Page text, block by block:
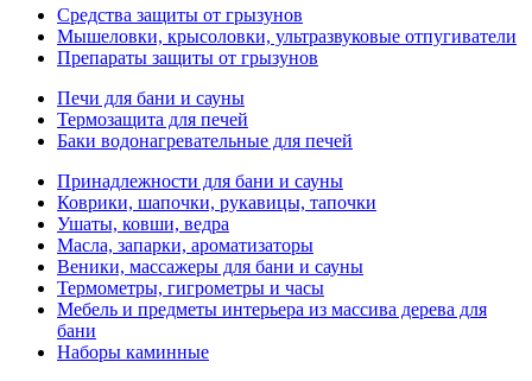
Средства защиты от грызунов
Мышеловки, крысоловки, ультразвуковые отпугиватели
Препараты защиты от грызунов
Печи для бани и сауны
Термозащита для печей
Баки водонагревательные для печей
Принадлежности для бани и сауны
Коврики, шапочки, рукавицы, тапочки
Ушаты, ковши, ведра
Масла, запарки, ароматизаторы
Веники, массажеры для бани и сауны
Термометры, гигрометры и часы
Мебель и предметы интерьера из массива дерева для
бани
Наборы каминные